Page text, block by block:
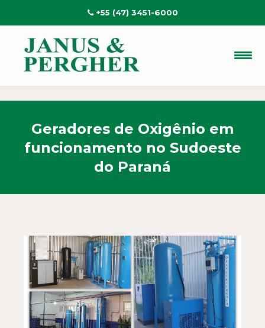
+55 (47) 3451-6000
Geradores de Oxigênio em
funcionamento no Sudoeste
do Paraná